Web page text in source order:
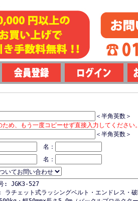
＜半角英数＞
め、もう一度コピーせず直接入力してください。
＜半角英数＞
名：
名：